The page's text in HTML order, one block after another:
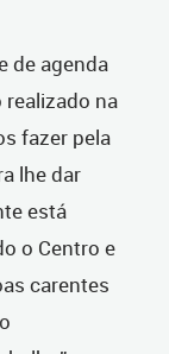
de agenda
na
fazer pela
lhe dar
está
o Centro e
carentes